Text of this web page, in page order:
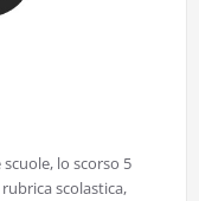
lo scorso 5
scolastica,